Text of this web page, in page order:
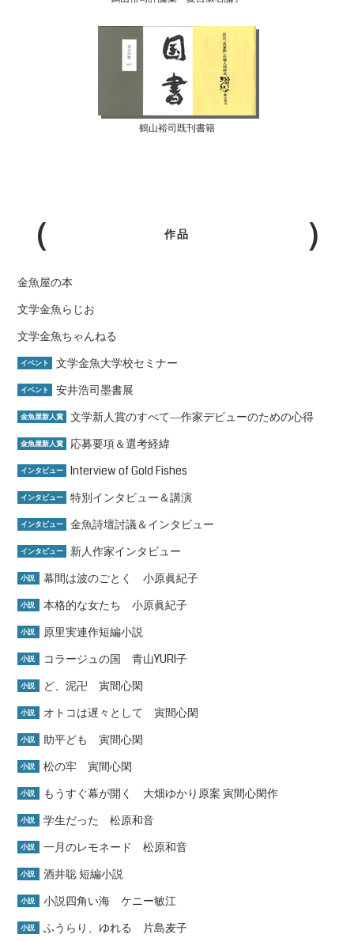
鶴山裕司既刊書籍
作品
金魚屋の本
文学金魚らじお
文学金魚ちゃんねる
イベント 文学金魚大学校セミナー
イベント 安井浩司墨書展
金魚屋新人賞 文学新人賞のすべて―作家デビューのための心得
金魚屋新人賞 応募要項＆選考経緯
インタビュー Interview of Gold Fishes
インタビュー 特別インタビュー＆講演
インタビュー 金魚詩壇討議＆インタビュー
インタビュー 新人作家インタビュー
小説 幕間は波のごとく 小原眞紀子
小説 本格的な女たち 小原眞紀子
小説 原里実連作短編小説
小説 コラージュの国 青山YURI子
小説 ど、泥卍 寅間心閑
小説 オトコは遅々として 寅間心閑
小説 助平ども 寅間心閑
小説 松の牢 寅間心閑
小説 もうすぐ幕が開く 大畑ゆかり原案 寅間心閑作
小説 学生だった 松原和音
小説 一月のレモネード 松原和音
小説 酒井聡 短編小説
小説 小説四角い海 ケニー敏江
小説 ふうらり、ゆれる 片島麦子